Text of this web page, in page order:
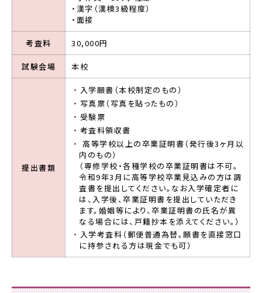
・漢字（漢検3級程度）
・面接
考査料 30,000円
試験会場 本校
提出書類
入学願書（本校制定のもの）
写真票（写真を貼ったもの）
受験票
考査料領収書
高等学校以上の卒業証明書（発行後3ヶ月以
内のもの）
（専修学校・各種学校の卒業証明書は不可。
令和9年3月に高等学校卒業見込みの方は調
査書を提出してください。なお入学確定者に
は、入学後、卒業証明書を提出していただき
ます。婚姻等により、卒業証明書の氏名が異
なる場合には、戸籍抄本を添えてください。）
入学考査料（郵便普通為替。願書を直接窓口
に持参される方は現金でも可）